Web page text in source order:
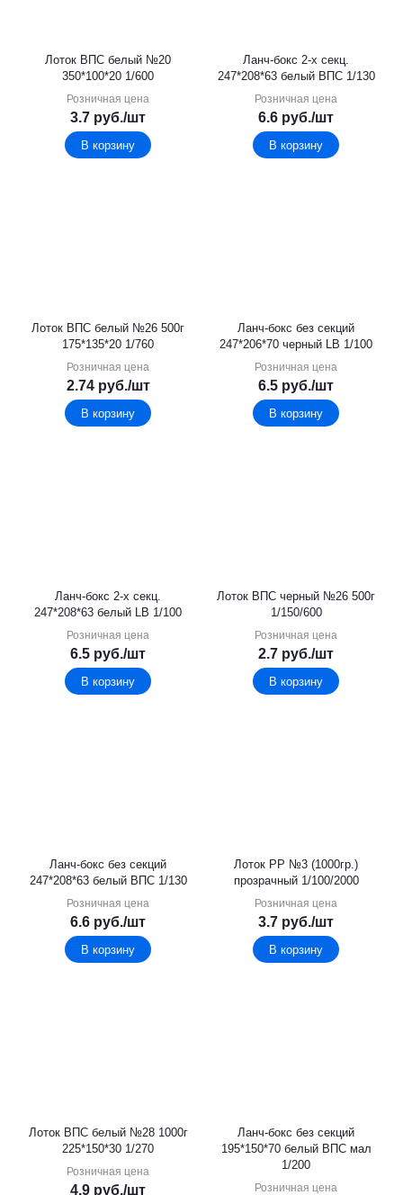
Лоток ВПС белый №20
350*100*20 1/600
Розничная цена
3.7 руб./шт
В корзину
Ланч-бокс 2-х секц.
247*208*63 белый ВПС 1/130
Розничная цена
6.6 руб./шт
В корзину
Лоток ВПС белый №26 500г
175*135*20 1/760
Розничная цена
2.74руб./шт
В корзину
Ланч-бокс без секций
247*206*70 черный LB 1/100
Розничная цена
6.5 руб./шт
В корзину
Ланч-бокс 2-х секц.
247*208*63 белый LB 1/100
Розничная цена
6.5 руб./шт
В корзину
Лоток ВПС черный №26 500г
1/150/600
Розничная цена
2.7 руб./шт
В корзину
Ланч-бокс без секций
247*208*63 белый ВПС 1/130
Розничная цена
6.6 руб./шт
В корзину
Лоток PР №3 (1000гр.)
прозрачный 1/100/2000
Розничная цена
3.7 руб./шт
В корзину
Лоток ВПС белый №28 1000г
225*150*30 1/270
Розничная цена
4.9 руб./шт
Ланч-бокс без секций
195*150*70 белый ВПС мал
1/200
Розничная цена